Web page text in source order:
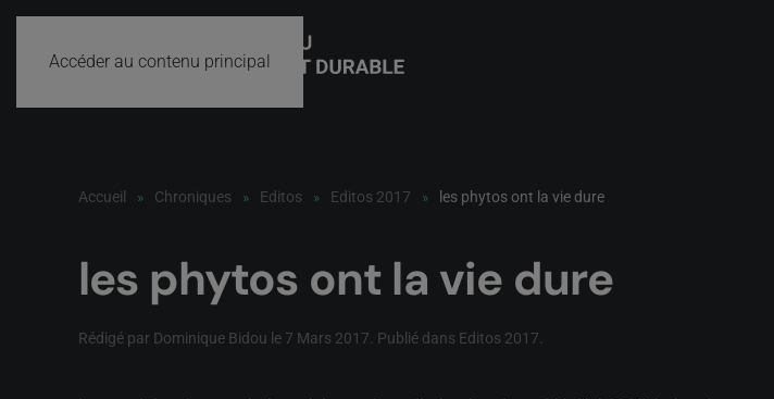
Accéder au contenu principal
Accueil Chroniques Editos Editos 2017 les phytos ont la vie dure
les phytos ont la vie dure
Rédigé par Dominique Bidou le 7 Mars 2017 . Publié dans Editos 2017